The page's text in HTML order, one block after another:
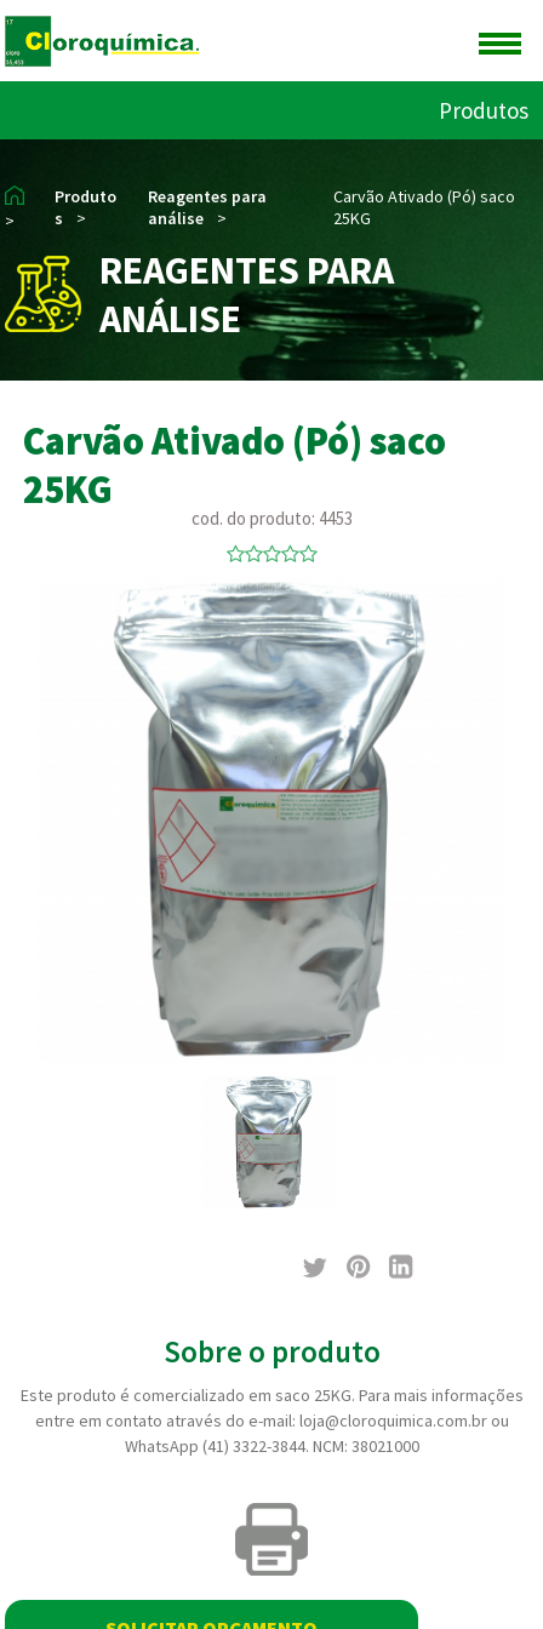
Produtos
>
Produto
s
>
Reagentes para
análise
>
Carvão Ativado (Pó) saco
25KG
REAGENTES PARA
ANÁLISE
Carvão Ativado (Pó) saco
25KG
cod. do produto: 4453
Sobre o produto
Este produto é comercializado em saco 25KG. Para mais informações
entre em contato através do e-mail: loja@cloroquimica.com.br ou
WhatsApp (41) 3322-3844. NCM: 38021000